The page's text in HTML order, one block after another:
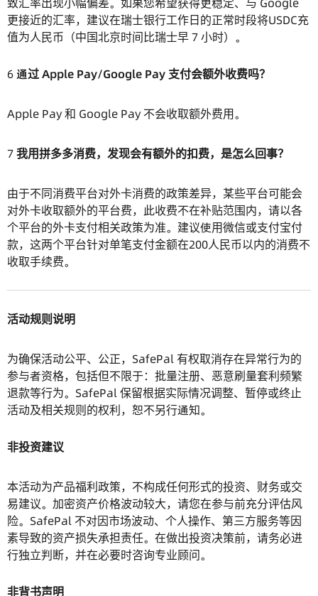
更接近的汇率，建议在瑞士银行工作日的正常时段将USDC充
值为人民币（中国北京时间比瑞士早 7 小时）。
6 通过 Apple Pay/Google Pay 支付会额外收费吗？
Apple Pay 和 Google Pay 不会收取额外费用。
7我用拼多多消费，发现会有额外的扣费，是怎么回事？
由于不同消费平台对外卡消费的政策差异，某些平台可能会
对外卡收取额外的平台费，此收费不在补贴范围内，请以各
个平台的外卡支付相关政策为准。建议使用微信或支付宝付
款，这两个平台针对单笔支付金额在200人民币以内的消费不
收取手续费。
活动规则说明
为确保活动公平、公正，SafePal 有权取消存在异常行为的
参与者资格，包括但不限于：批量注册、恶意刷量套利频繁
退款等行为。SafePal 保留根据实际情况调整、暂停或终止
活动及相关规则的权利，恕不另行通知。
非投资建议
本活动为产品福利政策，不构成任何形式的投资、财务或交
易建议。加密资产价格波动较大，请您在参与前充分评估风
险。SafePal 不对因市场波动、个人操作、第三方服务等因
素导致的资产损失承担责任。在做出投资决策前，请务必进
行独立判断，并在必要时咨询专业顾问。
非背书声明